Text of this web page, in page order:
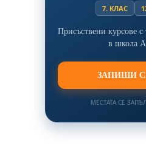
7. КЛАС
Присъствени курсове с
в школа
ЗАПИШИ
МЕСТАТА СЕ